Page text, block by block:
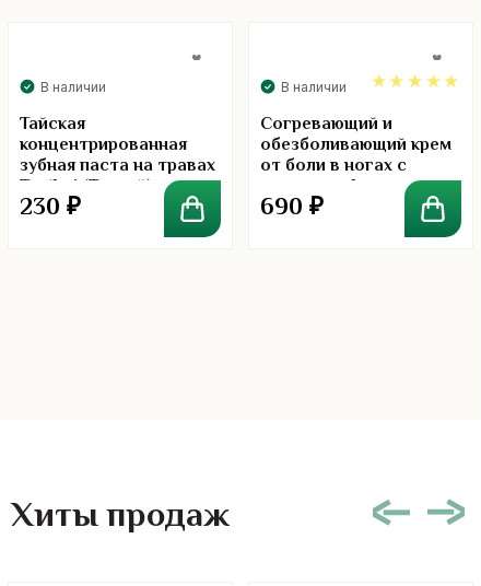
В наличии
Тайская
концентрированная
зубная паста на травах
Tepthai (Тептай)
оригинальная 15 грамм
230 ₽
В наличии
5.00
Согревающий и
обезболивающий крем
от боли в ногах с
лонганом. Longan
Cream Hamar 120 гр
690 ₽
Хиты продаж